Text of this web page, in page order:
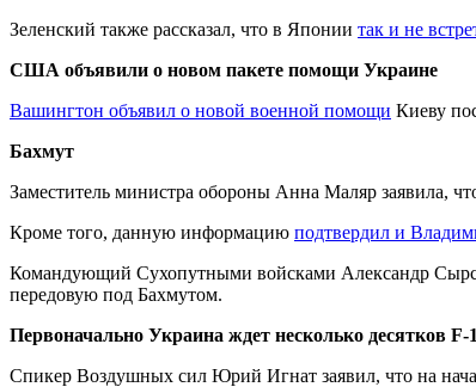
Зеленский также рассказал, что в Японии так и не
США объявили о новом пакете помощи Украине
Вашингтон объявил о новой военной помощи Киеву
Бахмут
Заместитель министра обороны Анна Маляр заявила,
Кроме того, данную информацию подтвердил и
Командующий Сухопутными войсками Александр
передовую под Бахмутом.
Первоначально Украина ждет несколько десятков F-
Спикер Воздушных сил Юрий Игнат заявил, что на